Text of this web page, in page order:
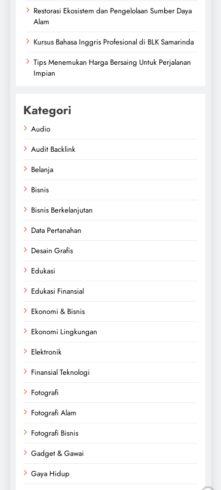
Restorasi Ekosistem dan Pengelolaan Sumber Daya
Alam
Kursus Bahasa Inggris Profesional di BLK Samarinda
Tips Menemukan Harga Bersaing Untuk Perjalanan
Impian
Kategori
Audio
Audit Backlink
Belanja
Bisnis
Bisnis Berkelanjutan
Data Pertanahan
Desain Grafis
Edukasi
Edukasi Finansial
Ekonomi & Bisnis
Ekonomi Lingkungan
Elektronik
Finansial Teknologi
Fotografi
Fotografi Alam
Fotografi Bisnis
Gadget & Gawai
Gaya Hidup